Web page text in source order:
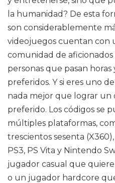
la humanidad? De esta
son considerablemente
videojuegos cuentan con
comunidad de
personas que pasan horas
preferidos. Y si eres uno
nada mejor que lograr un
preferido. Los códigos se
múltiples plataformas,
trescientos sesenta
PS3, PS Vita y Nintendo
jugador casual que
o un jugador hardcore